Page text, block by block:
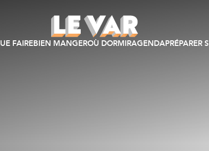
FAIREBIEN MANGEROÙ DORMIRAGENDAPRÉPARER